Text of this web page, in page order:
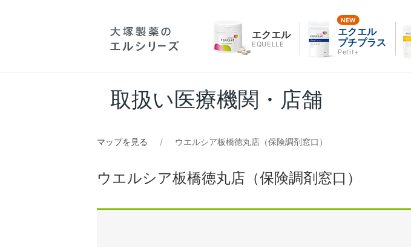
エクエル
EQUELLE
エクエル
プチプラス
Petit+
取扱い医療機関・店舗
マップを見る ウエルシア板橋徳丸店（保険調剤窓口）
ウエルシア板橋徳丸店（保険調剤窓口）